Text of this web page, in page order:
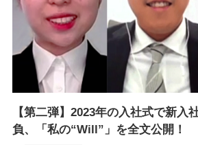
【第二弾】2023年の入社式で新入
負、「私の“Will”」を全文公開！